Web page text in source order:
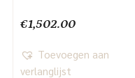
€1,502.00
Toevoegen aan
verlanglijst